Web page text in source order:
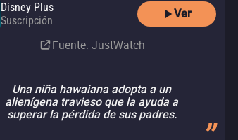
Disney Plus
Suscripción
Ver
Fuente: JustWatch
Una niña hawaiana adopta a un
alienígena travieso que la ayuda a
superar la pérdida de sus padres.